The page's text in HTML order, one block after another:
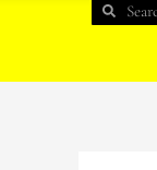
Search
Search